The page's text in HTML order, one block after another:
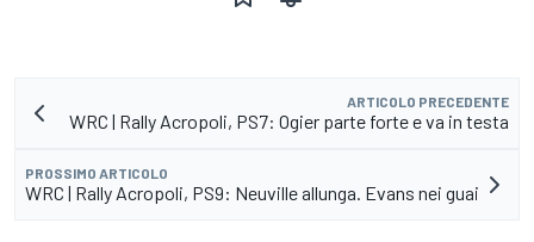
ARTICOLO PRECEDENTE
WRC | Rally Acropoli, PS7: Ogier parte forte e va in testa
PROSSIMO ARTICOLO
WRC | Rally Acropoli, PS9: Neuville allunga. Evans nei guai